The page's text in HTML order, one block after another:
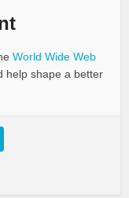
World Wide Web
help shape a better